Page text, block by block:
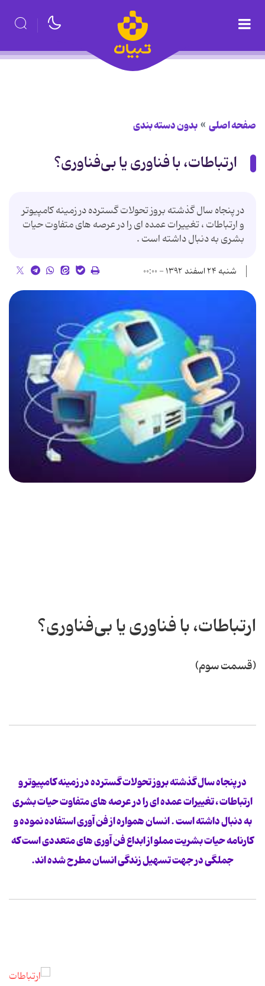
صفحه اصلی بدون دسته بندی
ارتباطات، با فناوری یا بی‌فناوری؟
در پنجاه سال گذشته بروز تحولات گسترده در زمینه کامپیوتر
و ارتباطات ، تغییرات عمده ای را در عرصه های متفاوت حیات
بشری به دنبال داشته است .
شنبه ۲۴ اسفند ۱۳۹۲ - ۰۰:۰۰
ارتباطات، با فناوری یا بی‌فناوری؟
(قسمت سوم)
در پنجاه سال گذشته بروز تحولات گسترده در زمینه کامپیوتر و
ارتباطات ، تغییرات عمده ای را در عرصه های متفاوت حیات بشری
به دنبال داشته است . انسان همواره از فن آوری استفاده نموده و
کارنامه حیات بشریت مملو از ابداع فن آوری های متعددی است که
جملگی در جهت تسهیل زندگی انسان مطرح شده اند.